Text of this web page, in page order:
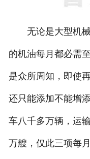
无论是大型机械
的机油每月都必需
是众所周知，即使
还只能添加不能增
车八千多万辆，运
万艘，仅此三项每